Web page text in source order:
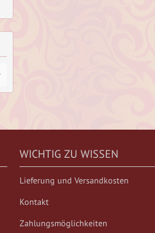
WICHTIG ZU WISSEN
Lieferung und Versandkosten
Kontakt
Zahlungsmöglichkeiten